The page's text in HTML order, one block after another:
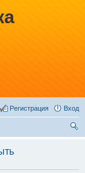
Вход
Регистрация